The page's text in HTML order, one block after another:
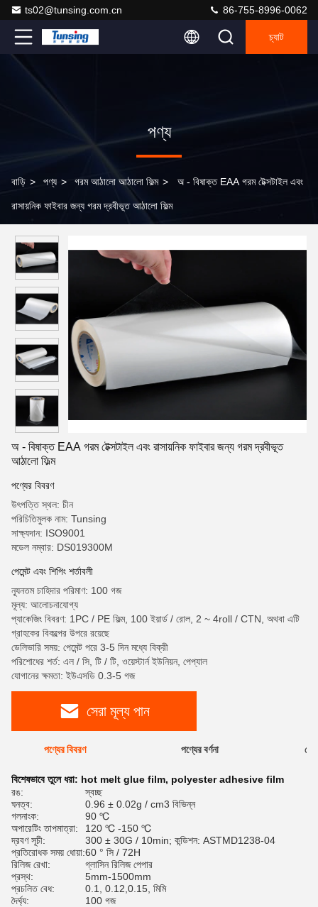
ts02@tunsing.com.cn 86-755-8996-0062
চ্যাট
পণ্য
বাড়ি > পণ্য > গরম আঠালো আঠালো ফিল্ম > অ - বিষাক্ত EAA গরম টেক্সটাইল এবং
রাসায়নিক ফাইবার জন্য গরম দ্রবীভূত আঠালো ফিল্ম
অ - বিষাক্ত EAA গরম টেক্সটাইল এবং রাসায়নিক ফাইবার জন্য গরম দ্রবীভূত
আঠালো ফিল্ম
পণ্যের বিবরণ
উৎপত্তি স্থল: চীন
পরিচিতিমুলক নাম: Tunsing
সাক্ষ্যদান: ISO9001
মডেল নম্বার: DS019300M
পেমেন্ট এবং শিপিং শর্তাবলী
ন্যূনতম চাহিদার পরিমাণ: 100 গজ
মূল্য: আলোচনাযোগ্য
প্যাকেজিং বিবরণ: 1PC / PE ফিল্ম, 100 ইয়ার্ড / রোল, 2 ~ 4roll / CTN, অথবা এটি
গ্রাহকের বিকল্পের উপরে রয়েছে
ডেলিভারি সময়: পেমেন্ট পরে 3-5 দিন মধ্যে বিক্রী
পরিশোধের শর্ত: এল / সি, টি / টি, ওয়েস্টার্ন ইউনিয়ন, পেপ্যাল
যোগানের ক্ষমতা: ইউএসডি 0.3-5 গজ
সেরা মূল্য পান
পণ্যের বিবরণ পণ্যের বর্ণনা
বিশেষভাবে তুলে ধরা: hot melt glue film, polyester adhesive film
রঙ:
স্বচ্ছ
ঘনত্ব:
0.96 ± 0.02g / cm3 বিভিন্ন
গলনাংক:
90 ℃
অপারেটিং তাপমাত্রা:
120 ℃ -150 ℃
দ্রবণ সূচী:
300 ± 30G / 10min; কন্ডিশন: ASTMD1238-04
প্রতিরোধক সময় ধোয়া:60 ° সি / 72H
রিলিজ রেখা:
গ্লাসিন রিলিজ পেপার
প্রস্থ:
5mm-1500mm
প্রচলিত বেধ:
0.1, 0.12,0.15, মিমি
দৈর্ঘ্য:
100 গজ